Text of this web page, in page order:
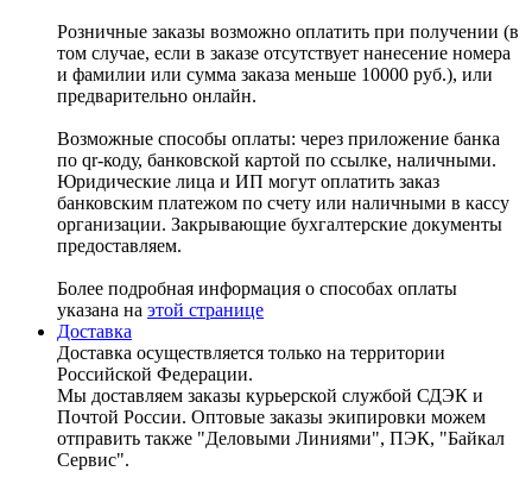
Розничные заказы возможно оплатить при получении (в
том случае, если в заказе отсутствует нанесение номера
и фамилии или сумма заказа меньше 10000 руб.), или
предварительно онлайн.
Возможные способы оплаты: через приложение банка
по qr-коду, банковской картой по ссылке, наличными.
Юридические лица и ИП могут оплатить заказ
банковским платежом по счету или наличными в кассу
организации. Закрывающие бухгалтерские документы
предоставляем.
Более подробная информация о способах оплаты
указана на этой странице
Доставка
Доставка осуществляется только на территории
Российской Федерации.
Мы доставляем заказы курьерской службой СДЭК и
Почтой России. Оптовые заказы экипировки можем
отправить также "Деловыми Линиями", ПЭК, "Байкал
Сервис".